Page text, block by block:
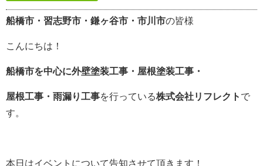
船橋市・習志野市・鎌ヶ谷市・市川市の皆様
こんにちは！
船橋市を中心に外壁塗装工事・屋根塗装工事・
屋根工事・雨漏り工事を行っている株式会社リフレクト で
す。
本日はイベントについて告知させて頂きます！